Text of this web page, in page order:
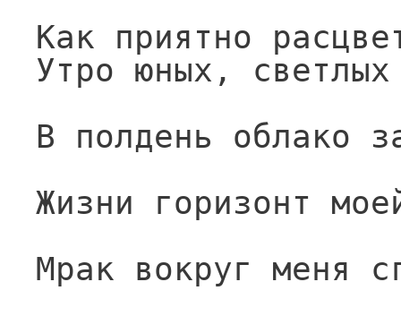
Как приятно
Утро юных,
В полдень облако
Жизни горизонт
Мрак вокруг меня